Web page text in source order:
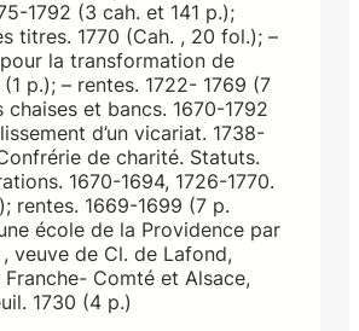
1792 (3 cah. et 141 p.);
titres. 1770 (Cah. , 20 fol.); –
la transformation de
(1 p.); – rentes. 1722- 1769 (7
chaises et bancs. 1670-1792
d’un vicariat. 1738-
de charité. Statuts.
1670-1694, 1726-1770.
rentes. 1669-1699 (7 p.
école de la Providence par
veuve de Cl. de Lafond,
Comté et Alsace,
1730 (4 p.)